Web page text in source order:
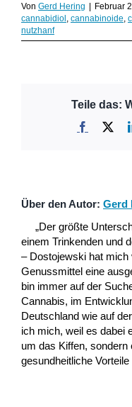
Von Gerd Hering | Februar
cannabidiol, cannabinoide,
nutzhanf
Teile das:
Facebook
Über den Autor: Gerd
„Der größte
einem Trinkenden und
– Dostojewski hat mich
Genussmittel eine
bin immer auf der
Cannabis, im
Deutschland wie auf
ich mich, weil es dabei
um das Kiffen,
gesundheitliche